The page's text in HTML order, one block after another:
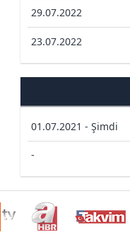
29.07.2022
23.07.2022
01.07.2021 - Şimdi
-